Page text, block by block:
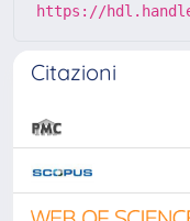
https://
Citazioni